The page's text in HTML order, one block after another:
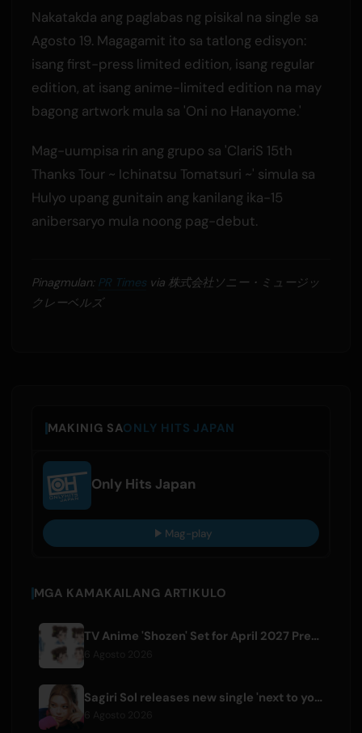
Nakatakda ang paglabas ng pisikal na single sa
Agosto 19. Magagamit ito sa tatlong edisyon:
isang first-press limited edition, isang regular
edition, at isang anime-limited edition na may
bagong artwork mula sa 'Oni no Hanayome.'
Mag-uumpisa rin ang grupo sa 'ClariS 15th
Thanks Tour ~ Ichinatsu Tomatsuri ~' simula sa
Hulyo upang gunitain ang kanilang ika-15
anibersaryo mula noong pag-debut.
Pinagmulan: PR Timesvia 株式会社ソニー・ミュージッ
クレーベルズ
MAKINIG SAONLY HITS JAPAN
Only Hits Japan
Mag-play
MGA KAMAKAILANG ARTIKULO
TV Anime 'Shozen' Set for April 2027 Premiere on Fuji TV
Sagiri Sol releases new single 'next to your love' after hiatus